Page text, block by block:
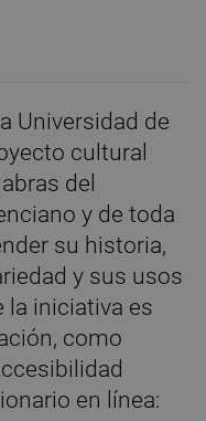
Universidad de
cultural
del
y de toda
su historia,
y sus usos
la iniciativa es
como
en línea: